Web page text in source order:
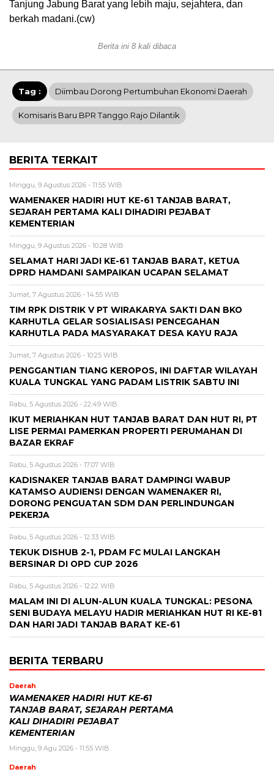
Tanjung Jabung Barat yang lebih maju, sejahtera, dan
berkah madani.(cw)
Berita ini 8 kali dibaca
Tag : Diimbau Dorong Pertumbuhan Ekonomi Daerah
Komisaris Baru BPR Tanggo Rajo Dilantik
BERITA TERKAIT
Minggu, 9 Agustus 2026 - 11:55 WIB
WAMENAKER HADIRI HUT KE-61 TANJAB BARAT,
SEJARAH PERTAMA KALI DIHADIRI PEJABAT
KEMENTERIAN
Minggu, 9 Agustus 2026 - 10:28 WIB
SELAMAT HARI JADI KE-61 TANJAB BARAT, KETUA
DPRD HAMDANI SAMPAIKAN UCAPAN SELAMAT
Jumat, 7 Agustus 2026 - 14:55 WIB
TIM RPK DISTRIK V PT WIRAKARYA SAKTI DAN BKO
KARHUTLA GELAR SOSIALISASI PENCEGAHAN
KARHUTLA PADA MASYARAKAT DESA KAYU RAJA
Jumat, 7 Agustus 2026 - 10:25 WIB
PENGGANTIAN TIANG KEROPOS, INI DAFTAR WILAYAH
KUALA TUNGKAL YANG PADAM LISTRIK SABTU INI
Rabu, 5 Agustus 2026 - 22:49 WIB
IKUT MERIAHKAN HUT TANJAB BARAT DAN HUT RI, PT
LISE PERMAI PAMERKAN PROPERTI PERUMAHAN DI
BAZAR EKRAF
Rabu, 5 Agustus 2026 - 17:07 WIB
KADISNAKER TANJAB BARAT DAMPINGI WABUP
KATAMSO AUDIENSI DENGAN WAMENAKER RI,
DORONG PENGUATAN SDM DAN PERLINDUNGAN
PEKERJA
Rabu, 5 Agustus 2026 - 12:33 WIB
TEKUK DISHUB 2-1, PDAM FC MULAI LANGKAH
BERSINAR DI OPD CUP 2026
Rabu, 5 Agustus 2026 - 12:22 WIB
MALAM INI DI ALUN-ALUN KUALA TUNGKAL: PESONA
SENI BUDAYA MELAYU HADIR MERIAHKAN HUT RI KE-81
DAN HARI JADI TANJAB BARAT KE-61
BERITA TERBARU
Daerah
WAMENAKER HADIRI HUT KE-61
TANJAB BARAT, SEJARAH PERTAMA
KALI DIHADIRI PEJABAT
KEMENTERIAN
Minggu, 9 Agu 2026 - 11:55 WIB
Daerah